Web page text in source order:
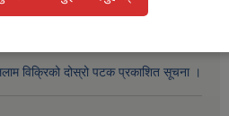
सूचना
विक्रिको दोस्रो पटक प्रकाशित सूचना ।